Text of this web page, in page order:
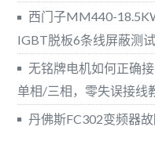
西门子MM440-
IGBT脱板6条线屏蔽测
无铭牌电机如何正确
单相/三相，零失误接线
丹佛斯FC302变频器